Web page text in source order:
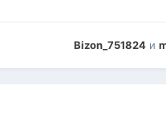
Bizon_751824 и